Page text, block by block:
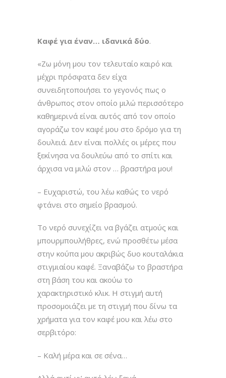
Καφέ για έναν… ιδανικά δύο.
«Ζω μόνη μου τον τελευταίο καιρό και
μέχρι πρόσφατα δεν είχα
συνειδητοποιήσει το γεγονός πως ο
άνθρωπος στον οποίο μιλώ περισσότερο
καθημερινά είναι αυτός από τον οποίο
αγοράζω τον καφέ μου στο δρόμο για τη
δουλειά. Δεν είναι πολλές οι μέρες που
ξεκίνησα να δουλεύω από το σπίτι και
άρχισα να μιλώ στον … βραστήρα μου!
– Ευχαριστώ, του λέω καθώς το νερό
φτάνει στο σημείο βρασμού.
Το νερό συνεχίζει να βγάζει ατμούς και
μπουρμπουλήθρες, ενώ προσθέτω μέσα
στην κούπα μου ακριβώς δυο κουταλάκια
στιγμιαίου καφέ. Ξαναβάζω το βραστήρα
στη βάση του και ακούω το
χαρακτηριστικό κλικ. Η στιγμή αυτή
προσομοιάζει με τη στιγμή που δίνω τα
χρήματα για τον καφέ μου και λέω στο
σερβιτόρο:
– Καλή μέρα και σε σένα…